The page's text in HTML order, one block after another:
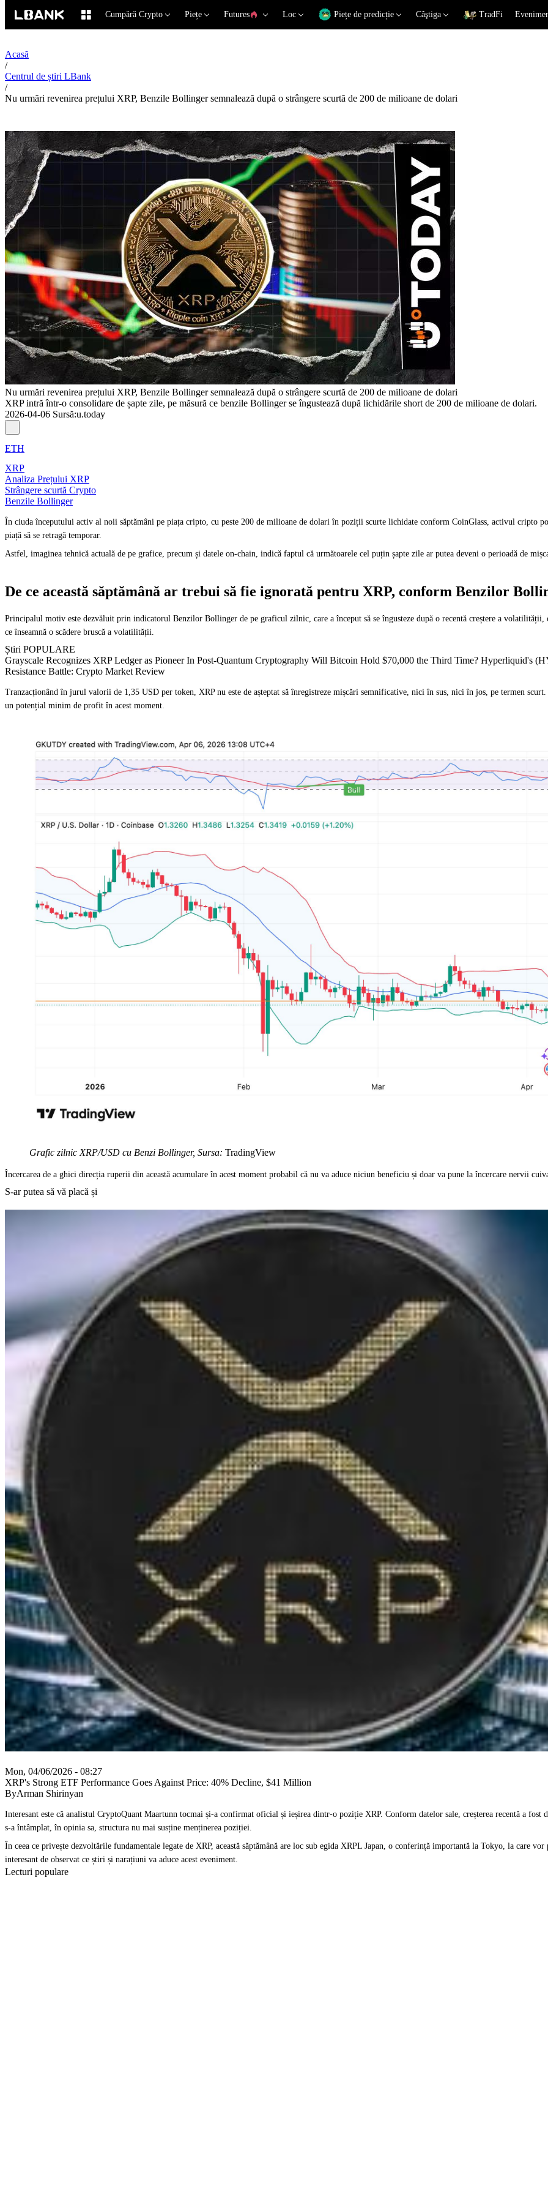
Cumpără Crypto Piețe Futures Loc Piețe de predicție Câştiga TradFi
Acasă
/
Centrul de știri LBank
/
Nu urmări revenirea prețului XRP, Benzile Bollinger semnalează după o strângere scurtă de 200 de milioane de dolari
Nu urmări revenirea prețului XRP, Benzile Bollinger semnalează după o strângere scurtă de 200 de milioane de dolari
XRP intră într-o consolidare de șapte zile, pe măsură ce benzile Bollinger se îngustează după lichidările short de 200 de milioane de dolari.
2026-04-06 Sursă:u.today
ETH
XRP
Analiza Prețului XRP
Strângere scurtă Crypto
Benzile Bollinger
În ciuda începutului activ al noii săptămâni pe piața cripto, cu peste 200 de milioane de dolari în poziții scurte lichidate conform CoinGlass, activul cripto
piață să se retragă temporar.
Astfel, imaginea tehnică actuală de pe grafice, precum și datele on-chain, indică faptul că următoarele cel puțin șapte zile ar putea deveni o perioadă de
De ce această săptămână ar trebui să fie ignorată pentru XRP, conform Benzilor
Principalul motiv este dezvăluit prin indicatorul Benzilor Bollinger de pe graficul zilnic, care a început să se îngusteze după o recentă creștere a
ce înseamnă o scădere bruscă a volatilității.
Știri POPULARE
Grayscale Recognizes XRP Ledger as Pioneer In Post-Quantum Cryptography Will Bitcoin Hold $70,000 the Third Time? Hyperliquid's
Resistance Battle: Crypto Market Review
Tranzacționând în jurul valorii de 1,35 USD per token, XRP nu este de așteptat să înregistreze mișcări semnificative, nici în sus, nici în jos, pe termen
un potențial minim de profit în acest moment.
Grafic zilnic XRP/USD cu Benzi Bollinger, Sursa: TradingView
Încercarea de a ghici direcția ruperii din această acumulare în acest moment probabil că nu va aduce niciun beneficiu și doar va pune la încercare nervii
S-ar putea să vă placă și
Mon, 04/06/2026 - 08:27
XRP's Strong ETF Performance Goes Against Price: 40% Decline, $41 Million
ByArman Shirinyan
Interesant este că analistul CryptoQuant Maartunn tocmai și-a confirmat oficial și ieșirea dintr-o poziție XRP. Conform datelor sale, creșterea recentă a fost
s-a întâmplat, în opinia sa, structura nu mai susține menținerea poziției.
În ceea ce privește dezvoltările fundamentale legate de XRP, această săptămână are loc sub egida XRPL Japan, o conferință importantă la Tokyo, la care
interesant de observat ce știri și narațiuni va aduce acest eveniment.
Lecturi populare